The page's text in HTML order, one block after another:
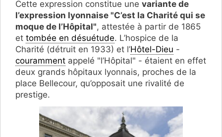
Cette expression constitue une variante de
l’expression lyonnaise "C’est la Charité qui se
moque de l’Hôpital", attestée à partir de 1865
et tombée en désuétude. L’hospice de la
Charité (détruit en 1933) et l’Hôtel-Dieu -
couramment appelé "l’Hôpital" - étaient en effet
deux grands hôpitaux lyonnais, proches de la
place Bellecour, qu’opposait une rivalité de
prestige.